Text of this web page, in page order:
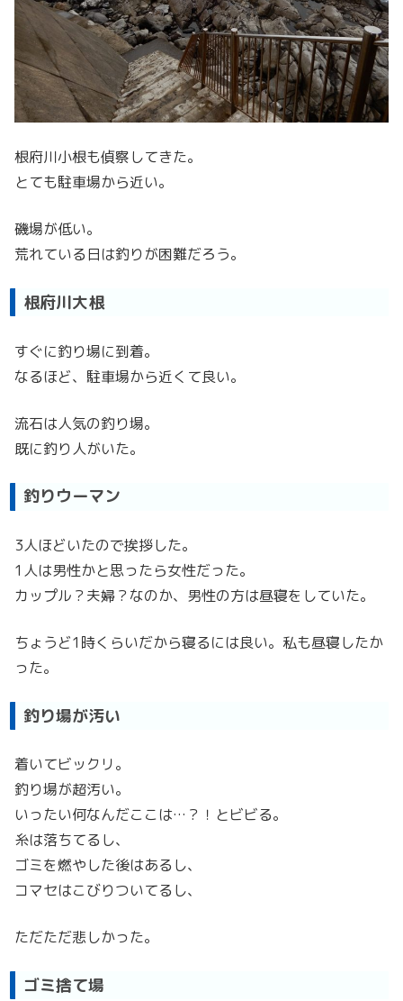
根府川小根も偵察してきた。
とても駐車場から近い。
磯場が低い。
荒れている日は釣りが困難だろう。
根府川大根
すぐに釣り場に到着。
なるほど、駐車場から近くて良い。
流石は人気の釣り場。
既に釣り人がいた。
釣りウーマン
3人ほどいたので挨拶した。
1人は男性かと思ったら女性だった。
カップル？夫婦？なのか、男性の方は昼寝をしていた。
ちょうど1時くらいだから寝るには良い。私も昼寝したか
った。
釣り場が汚い
着いてビックリ。
釣り場が超汚い。
いったい何なんだここは…？！とビビる。
糸は落ちてるし、
ゴミを燃やした後はあるし、
コマセはこびりついてるし、
ただただ悲しかった。
ゴミ捨て場